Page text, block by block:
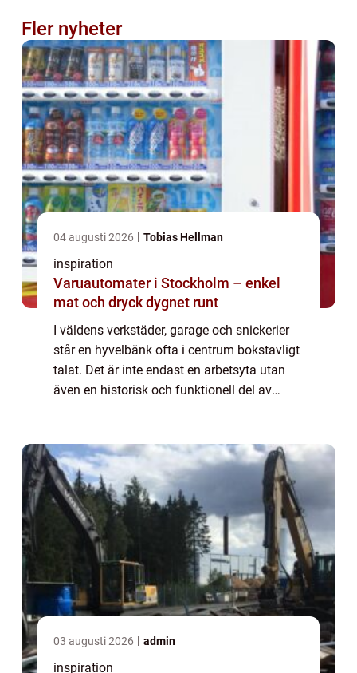
Fler nyheter
04 augusti 2026 Tobias Hellman
inspiration
Varuautomater i Stockholm – enkel
mat och dryck dygnet runt
I väldens verkstäder, garage och snickerier
står en hyvelbänk ofta i centrum bokstavligt
talat. Det är inte endast en arbetsyta utan
även en historisk och funktionell del av
03 augusti 2026 admin
inspiration